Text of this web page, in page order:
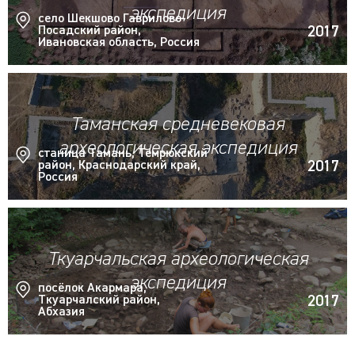
экспедиция
село Шекшово Гаврилово-
Посадский район,
Ивановская область, Россия
2017
Таманская средневековая
археологическая экспедиция
станица Тамань, Темрюкский
район, Краснодарский край,
Россия
2017
Ткуарчальская археологическая
экспедиция
посёлок Акармара,
Ткуарчалский район,
Абхазия
2017